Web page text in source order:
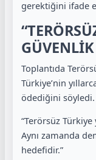
gerektiğini ifade
Toplantıda
Türkiye’nin
ödediğini söyledi.
“Terörsüz
Aynı zamanda
hedefidir.”